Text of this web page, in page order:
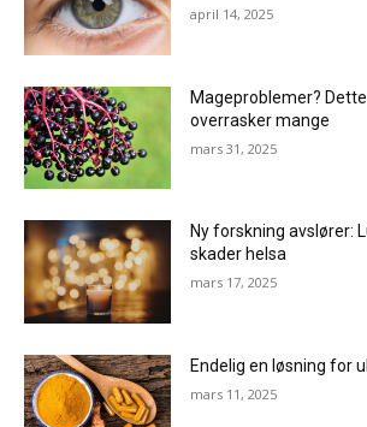
april 14, 2025
Mageproblemer?
overrasker mange
mars 31, 2025
Ny forskning avslører:
skader helsa
mars 17, 2025
Endelig en løsning for
mars 11, 2025